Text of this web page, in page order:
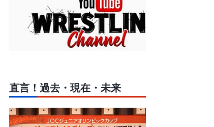
直言！過去・現在・未来